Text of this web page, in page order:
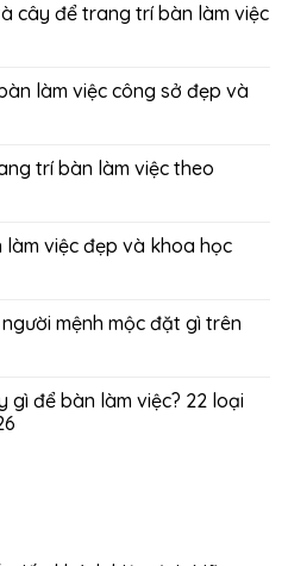
cây để trang trí bàn làm việc
làm việc công sở đẹp và
trí bàn làm việc theo
việc đẹp và khoa học
mệnh mộc đặt gì trên
gì để bàn làm việc? 22 loại